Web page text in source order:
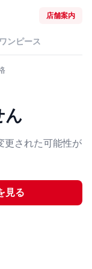
店舗案内
ワンピース
ん
更された可能性が
見る